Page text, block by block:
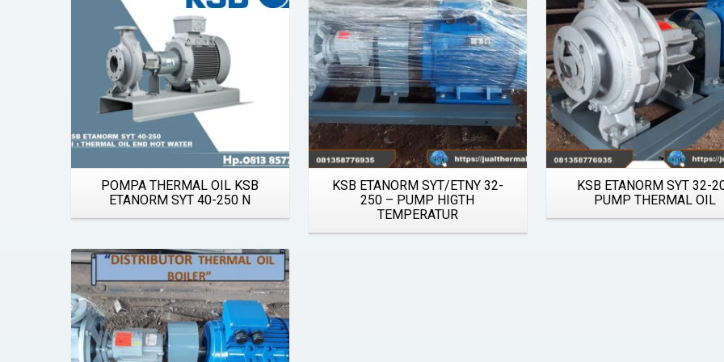
POMPA THERMAL OIL KSB
ETANORM SYT 40-250 N
KSB ETANORM SYT/ETNY 32-
250 – PUMP HIGTH
TEMPERATUR
KSB ETANORM SYT 32-
PUMP THERMAL OIL
Details